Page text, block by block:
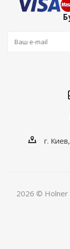
г.
2026 © Holner